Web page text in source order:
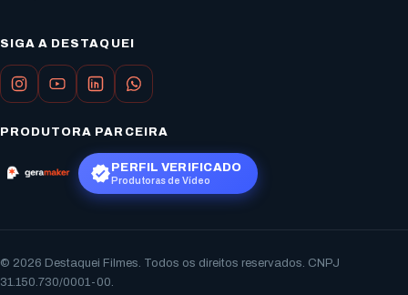
SIGA A DESTAQUEI
PRODUTORA PARCEIRA
PERFIL VERIFICADO
Produtoras de Vídeo
© 2026 Destaquei Filmes. Todos os direitos reservados. CNPJ
31.150.730/0001-00.